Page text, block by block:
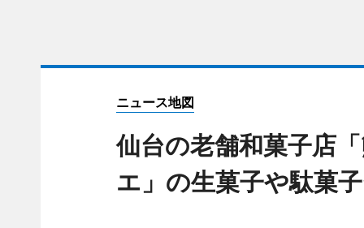
ニュース地図
仙台の老舗和菓子店
エ」の生菓子や駄菓